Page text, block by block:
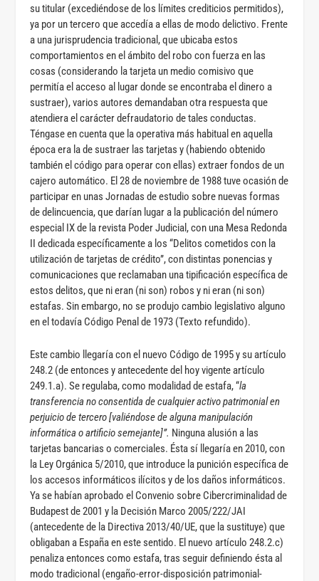
su titular (excediéndose de los límites crediticios permitidos),
ya por un tercero que accedía a ellas de modo delictivo. Frente
a una jurisprudencia tradicional, que ubicaba estos
comportamientos en el ámbito del robo con fuerza en las
cosas (considerando la tarjeta un medio comisivo que
permitía el acceso al lugar donde se encontraba el dinero a
sustraer), varios autores demandaban otra respuesta que
atendiera el carácter defraudatorio de tales conductas.
Téngase en cuenta que la operativa más habitual en aquella
época era la de sustraer las tarjetas y (habiendo obtenido
también el código para operar con ellas) extraer fondos de un
cajero automático. El 28 de noviembre de 1988 tuve ocasión de
participar en unas Jornadas de estudio sobre nuevas formas
de delincuencia, que darían lugar a la publicación del número
especial IX de la revista Poder Judicial, con una Mesa Redonda
II dedicada específicamente a los “Delitos cometidos con la
utilización de tarjetas de crédito”, con distintas ponencias y
comunicaciones que reclamaban una tipificación específica de
estos delitos, que ni eran (ni son) robos y ni eran (ni son)
estafas. Sin embargo, no se produjo cambio legislativo alguno
en el todavía Código Penal de 1973 (Texto refundido).
Este cambio llegaría con el nuevo Código de 1995 y su artículo
248.2 (de entonces y antecedente del hoy vigente artículo
249.1.a). Se regulaba, como modalidad de estafa, “la
transferencia no consentida de cualquier activo patrimonial en
perjuicio de tercero [valiéndose de alguna manipulación
informática o artificio semejante]”. Ninguna alusión a las
tarjetas bancarias o comerciales. Ésta sí llegaría en 2010, con
la Ley Orgánica 5/2010, que introduce la punición específica de
los accesos informáticos ilícitos y de los daños informáticos.
Ya se habían aprobado el Convenio sobre Cibercriminalidad de
Budapest de 2001 y la Decisión Marco 2005/222/JAI
(antecedente de la Directiva 2013/40/UE, que la sustituye) que
obligaban a España en este sentido. El nuevo artículo 248.2.c)
penaliza entonces como estafa, tras seguir definiendo ésta al
modo tradicional (engaño-error-disposición patrimonial-